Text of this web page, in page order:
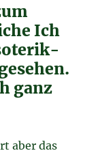
Ich
ganz
aber das